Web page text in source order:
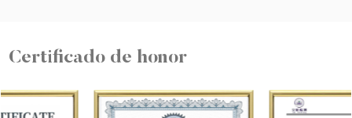
Certificado de honor